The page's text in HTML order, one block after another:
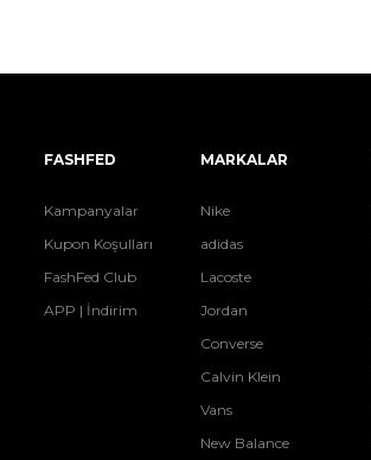
FASHFED
Kampanyalar
Kupon Koşulları
FashFed Club
APP | İndirim
MARKALAR
Nike
adidas
Lacoste
Jordan
Converse
Calvin Klein
Vans
New Balance